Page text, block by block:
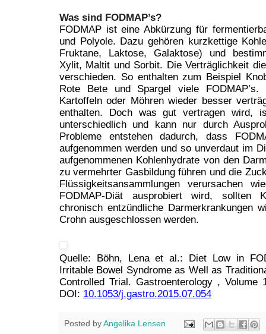
Was sind FODMAP’s?
FODMAP ist eine Abkürzung für
und Polyole. Dazu gehören kurzkettige
Fruktane, Laktose, Galaktose) und
Xylit, Maltit und Sorbit. Die Verträglichkeit
verschieden. So enthalten zum Beispiel
Rote Bete und Spargel viele
Kartoffeln oder Möhren wieder besser
enthalten. Doch was gut vertragen wird,
unterschiedlich und kann nur durch
Probleme entstehen dadurch, dass
aufgenommen werden und so unverdaut im
aufgenommenen Kohlenhydrate von den
zu vermehrter Gasbildung führen und die
Flüssigkeitsansammlungen verursachen
FODMAP-Diät ausprobiert wird, sollten
chronisch entzündliche Darmerkrankungen
Crohn ausgeschlossen werden.
Quelle: Böhn, Lena et al.: Diet Low in
Irritable Bowel Syndrome as Well as
Controlled Trial. Gastroenterology ,
DOI: 10.1053/j.gastro.2015.07.054
Posted byAngelika Lensen